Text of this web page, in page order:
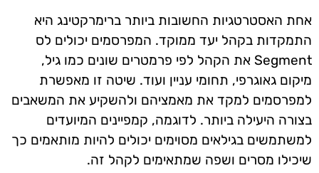
אחת האסטרטגיות החשובות ביותר ברימרקטינג היא
התמקדות בקהל יעד ממוקד. המפרסמים יכולים לס
Segment את הקהל לפי פרמטרים שונים כמו גיל,
מיקום גאוגרפי, תחומי עניין ועוד. שיטה זו מאפשרת
למפרסמים למקד את מאמציהם ולהשקיע את המשאבים
בצורה היעילה ביותר. לדוגמה, קמפיינים המיועדים
למשתמשים בגילאים מסוימים יכולים להיות מותאמים כך
שיכילו מסרים ושפה שמתאימים לקהל זה.